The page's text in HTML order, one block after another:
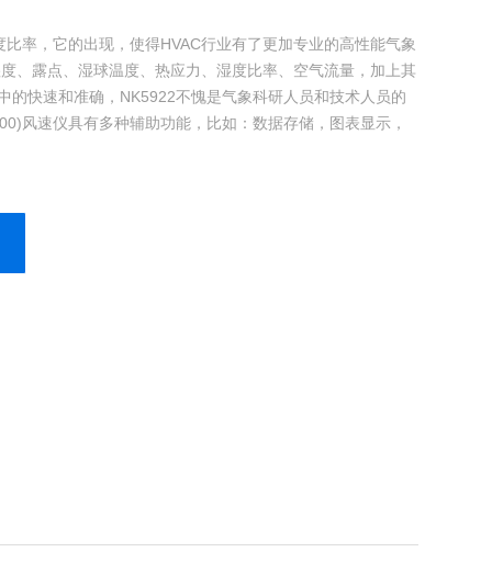
率，它的出现，使得HVAC行业有了更加专业的高性能气象
、露点、湿球温度、热应力、湿度比率、空气流量，加上其
的快速和准确，NK5922不愧是气象科研人员和技术人员的
风速仪具有多种辅助功能，比如：数据存储，图表显示，